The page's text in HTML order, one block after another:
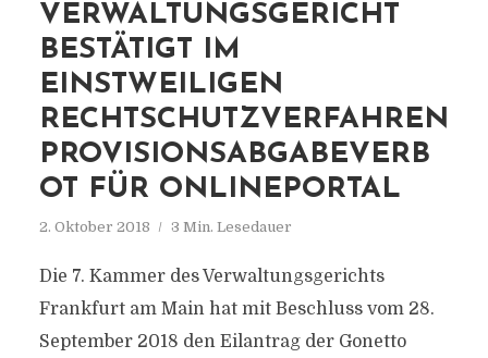
VERWALTUNGSGERICHT
BESTÄTIGT IM
EINSTWEILIGEN
RECHTSCHUTZVERFAHREN
PROVISIONSABGABEVERB
OT FÜR ONLINEPORTAL
2. Oktober 2018 3 Min. Lesedauer
Die 7. Kammer des Verwaltungsgerichts
Frankfurt am Main hat mit Beschluss vom 28.
September 2018 den Eilantrag der Gonetto